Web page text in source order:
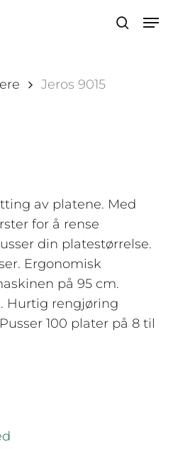
search
Jeros 9015
av platene. Med
for å rense
din platestørrelse.
Ergonomisk
på 95 cm.
Hurtig rengjøring
100 plater på 8 til